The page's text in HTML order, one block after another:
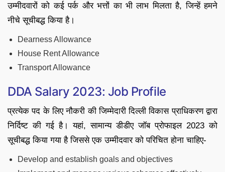
उम्मीदवारों को कई पर्क और भत्तों का भी लाभ मिलता है, जिन्हें हमने
नीचे सूचीबद्ध किया है।
Dearness Allowance
House Rent Allowance
Transport Allowance
DDA Salary 2023: Job Profile
प्रत्येक पद के लिए नौकरी की जिम्मेदारी दिल्ली विकास प्राधिकरण द्वारा
निर्दिष्ट की गई है। यहां, सामान्य डीडीए जॉब प्रोफाइल 2023 को
सूचीबद्ध किया गया है जिससे एक उम्मीदवार को परिचित होना चाहिए-
Develop and establish goals and objectives